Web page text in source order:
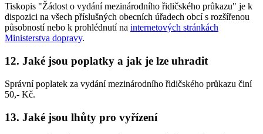
Tiskopis "Žádost o vydání mezinárodního řidičského průkazu" je k
dispozici na všech příslušných obecních úřadech obcí s rozšířenou
působností nebo k prohlédnutí na internetových stránkách
Ministerstva dopravy.
12. Jaké jsou poplatky a jak je lze uhradit
Správní poplatek za vydání mezinárodního řidičského průkazu činí
50,- Kč.
13. Jaké jsou lhůty pro vyřízení